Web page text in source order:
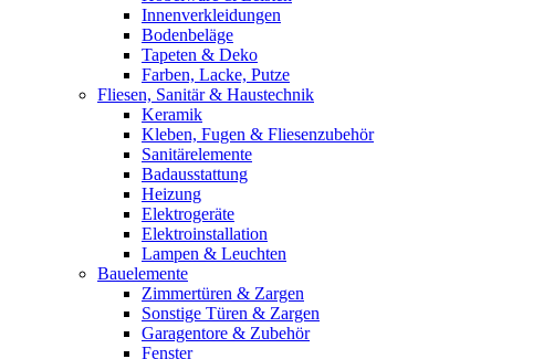
Innenverkleidungen
Bodenbeläge
Tapeten & Deko
Farben, Lacke, Putze
Fliesen, Sanitär & Haustechnik
Keramik
Kleben, Fugen & Fliesenzubehör
Sanitärelemente
Badausstattung
Heizung
Elektrogeräte
Elektroinstallation
Lampen & Leuchten
Bauelemente
Zimmertüren & Zargen
Sonstige Türen & Zargen
Garagentore & Zubehör
Fenster